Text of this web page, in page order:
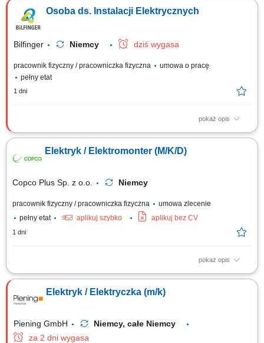
zadań z zakresu szeroko pojętej elektryki budowlanej, przemysłowej oraz
automatyki. Budowanie systemów sterowania poprzez okablowanie szaf
Osoba ds. Instalacji Elektrycznych
Bilfinger Niemcy dziś wygasa
pracownik fizyczny / pracowniczka fizyczna
umowa o pracę
pełny etat
1 dni
pokaż opis
Opis stanowiska Realizacja prac elektrycznych przy inwestycjach
transformatorów i urządzeń technologicznych. Wykonywanie tras
kablowych oraz podłączanie instalacji przemysłowych. Montaż
Elektryk / Elektromonter (M/K/D)
Copco Plus Sp. z o.o. Niemcy
pracownik fizyczny / pracowniczka fizyczna
umowa zlecenie
pełny etat
aplikuj szybko aplikuj bez CV
1 dni
pokaż opis
Obowiązki: Montaż instalacji elektrycznych w obiektach przemysłowych i
Wymagania: Wykształcenie elektryczne lub w trakcie nauki;
Doświadczenie zawodowe na podobnym stanowisku; Uprawnienia
Elektryk / Elektryczka (m/k)
Piening GmbH
Niemcy, całe Niemcy
za 2 dni wygasa